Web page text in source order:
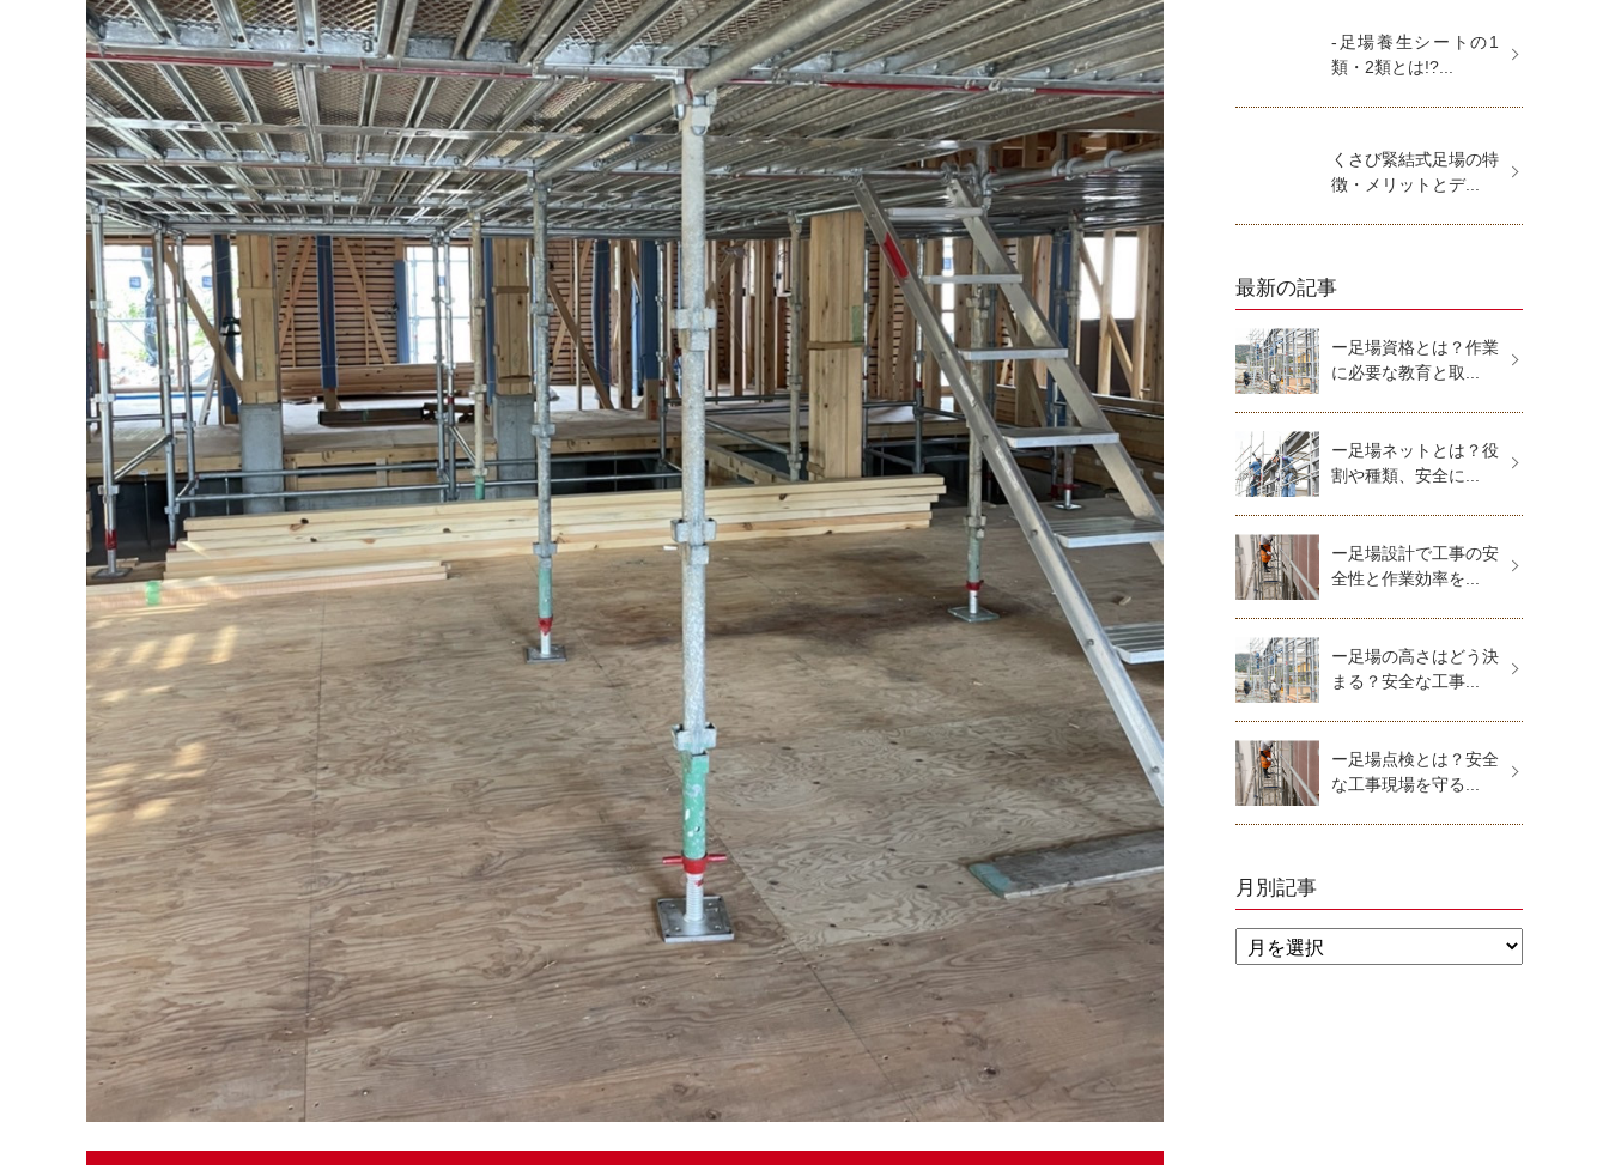
-足場養生シートの1
類・2類とは!?...
くさび緊結式足場の特
徴・メリットとデ...
最新の記事
ー足場資格とは？作業
に必要な教育と取...
ー足場ネットとは？役
割や種類、安全に...
ー足場設計で工事の安
全性と作業効率を...
ー足場の高さはどう決
まる？安全な工事...
ー足場点検とは？安全
な工事現場を守る...
月別記事